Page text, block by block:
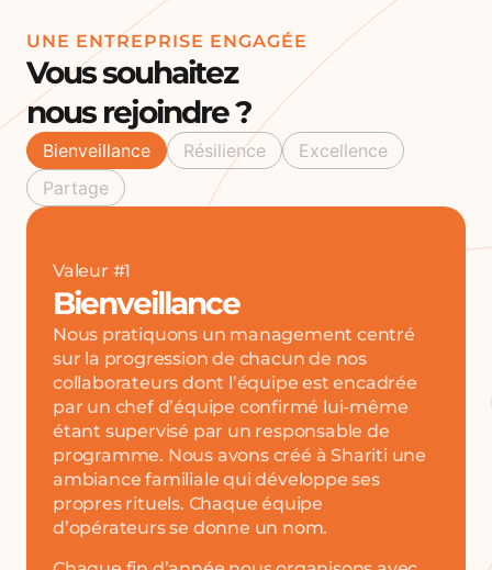
UNE ENTREPRISE ENGAGÉE
Vous souhaitez
nous rejoindre ?
Bienveillance Résilience
Excellence
Partage
Valeur #1
Bienveillance
Nous pratiquons un management centré
sur la progression de chacun de nos
collaborateurs dont l’équipe est encadrée
par un chef d’équipe confirmé lui-même
étant supervisé par un responsable de
programme. Nous avons créé à Shariti une
ambiance familiale qui développe ses
propres rituels. Chaque équipe
d’opérateurs se donne un nom.